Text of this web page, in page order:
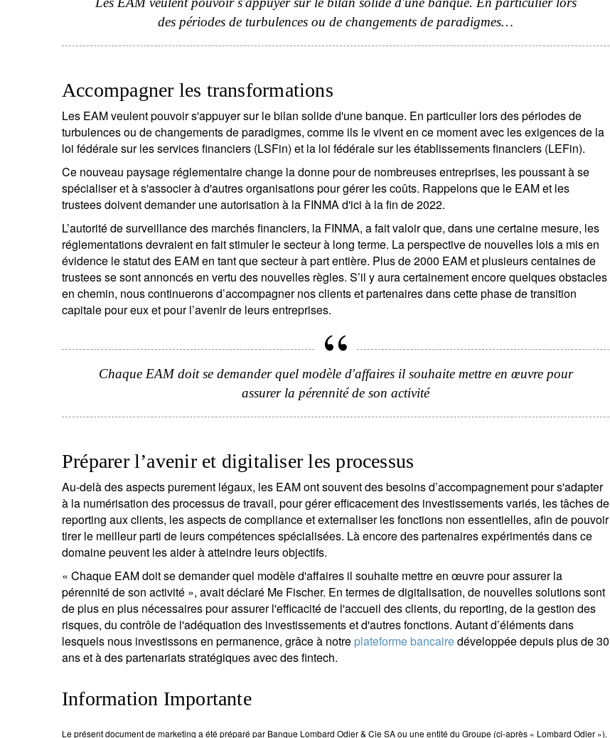
des périodes de turbulences ou de changements de paradigmes…
Accompagner les transformations
Les EAM veulent pouvoir s'appuyer sur le bilan solide d'une banque. En particulier lors des périodes de
turbulences ou de changements de paradigmes, comme ils le vivent en ce moment avec les exigences de la
loi fédérale sur les services financiers (LSFin) et la loi fédérale sur les établissements financiers (LEFin).
Ce nouveau paysage réglementaire change la donne pour de nombreuses entreprises, les poussant à se
spécialiser et à s'associer à d'autres organisations pour gérer les coûts. Rappelons que le EAM et les
trustees doivent demander une autorisation à la FINMA d'ici à la fin de 2022.
L’autorité de surveillance des marchés financiers, la FINMA, a fait valoir que, dans une certaine mesure, les
réglementations devraient en fait stimuler le secteur à long terme. La perspective de nouvelles lois a mis en
évidence le statut des EAM en tant que secteur à part entière. Plus de 2000 EAM et plusieurs centaines de
trustees se sont annoncés en vertu des nouvelles règles. S’il y aura certainement encore quelques obstacles
en chemin, nous continuerons d’accompagner nos clients et partenaires dans cette phase de transition
capitale pour eux et pour l’avenir de leurs entreprises.
Chaque EAM doit se demander quel modèle d'affaires il souhaite mettre en œuvre pour
assurer la pérennité de son activité
Préparer l’avenir et digitaliser les processus
Au-delà des aspects purement légaux, les EAM ont souvent des besoins d’accompagnement pour s'adapter
à la numérisation des processus de travail, pour gérer efficacement des investissements variés, les tâches de
reporting aux clients, les aspects de compliance et externaliser les fonctions non essentielles, afin de pouvoir
tirer le meilleur parti de leurs compétences spécialisées. Là encore des partenaires expérimentés dans ce
domaine peuvent les aider à atteindre leurs objectifs.
« Chaque EAM doit se demander quel modèle d'affaires il souhaite mettre en œuvre pour assurer la
pérennité de son activité », avait déclaré Me Fischer. En termes de digitalisation, de nouvelles solutions sont
de plus en plus nécessaires pour assurer l'efficacité de l'accueil des clients, du reporting, de la gestion des
risques, du contrôle de l'adéquation des investissements et d'autres fonctions. Autant d’éléments dans
lesquels nous investissons en permanence, grâce à notre plateforme bancairedéveloppée depuis plus de 30
ans et à des partenariats stratégiques avec des fintech.
Information Importante
Le présent document de marketing a été préparé par Banque Lombard Odier & Cie SA ou une entité du Groupe (ci-après « Lombard Odier »).